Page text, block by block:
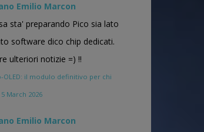
Emilio Marcon
sta' preparando Pico sia lato
software dico chip dedicati.
ulteriori notizie =) !!
OLED: il modulo definitivo per chi
5 March 2026
Emilio Marcon